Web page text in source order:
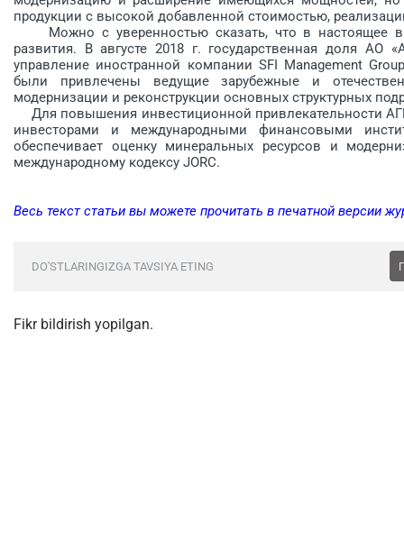
продукции с высокой добавленной стоимостью,
Можно с уверенностью сказать, что в настоящее
развития. В августе 2018 г. государственная доля
управление иностранной компании SFI Management
были привлечены ведущие зарубежные и
модернизации и реконст­рукции основных структурных
Для повышения инвестиционной привлекательности
инвесторами и международными финансовыми
обеспечивает оценку минеральных ресурсов и
международному кодексу JORC.
Весь текст статьи вы можете прочитать в печатной версии
DO'STLARINGIZGA TAVSIYA ETING
Fikr bildirish yopilgan.